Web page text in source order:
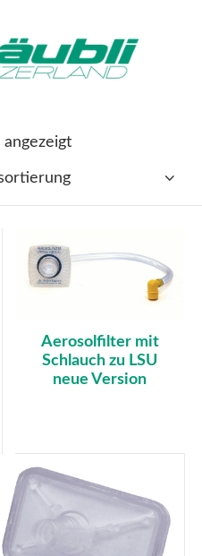
Aerosolfilter mit
Schlauch zu LSU
neue Version